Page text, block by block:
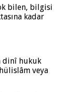
bilen, bilgisi
kadar
dinî hukuk
veya